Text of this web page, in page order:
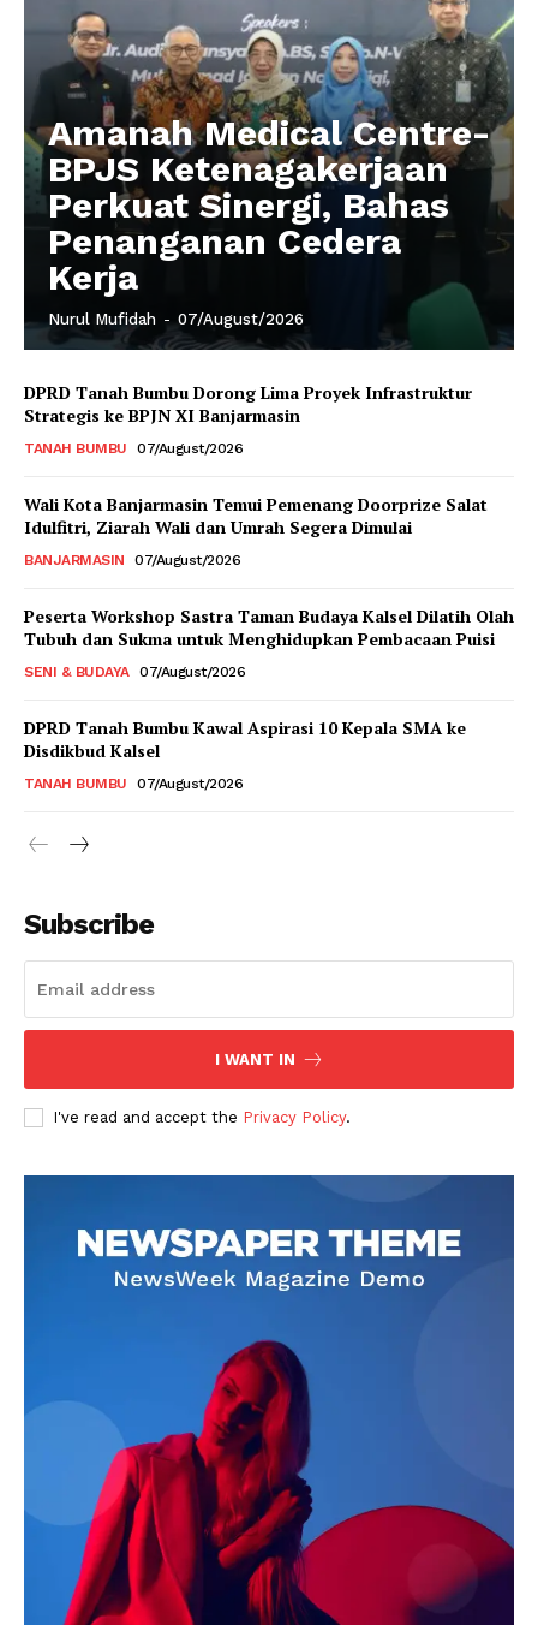
Amanah Medical Centre-
BPJS Ketenagakerjaan
Perkuat Sinergi, Bahas
Penanganan Cedera
Kerja
Nurul Mufidah - 07/August/2026
DPRD Tanah Bumbu Dorong Lima Proyek Infrastruktur
Strategis ke BPJN XI Banjarmasin
TANAH BUMBU 07/August/2026
Wali Kota Banjarmasin Temui Pemenang Doorprize Salat
Idulfitri, Ziarah Wali dan Umrah Segera Dimulai
BANJARMASIN 07/August/2026
Peserta Workshop Sastra Taman Budaya Kalsel Dilatih Olah
Tubuh dan Sukma untuk Menghidupkan Pembacaan Puisi
SENI & BUDAYA 07/August/2026
DPRD Tanah Bumbu Kawal Aspirasi 10 Kepala SMA ke
Disdikbud Kalsel
TANAH BUMBU 07/August/2026
Subscribe
I WANT IN
I've read and accept the Privacy Policy.